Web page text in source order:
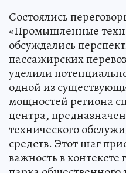
Состоялись
«Промышленные
обсуждались
пассажирских
уделили
одной из
мощностей региона
центра,
технического
средств. Этот шаг
важность в контексте